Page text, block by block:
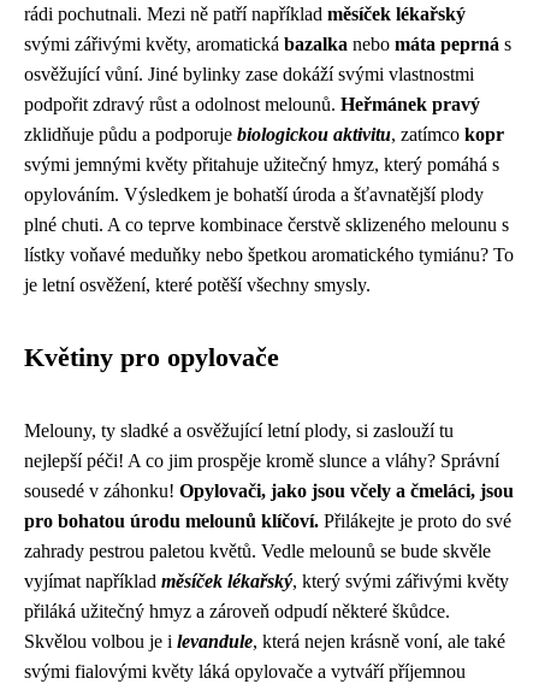
rádi pochutnali. Mezi ně patří například měsíček lékařský
svými zářivými květy, aromatická bazalka nebo máta peprná s
osvěžující vůní. Jiné bylinky zase dokáží svými vlastnostmi
podpořit zdravý růst a odolnost melounů. Heřmánek pravý
zklidňuje půdu a podporuje biologickou aktivitu, zatímco kopr
svými jemnými květy přitahuje užitečný hmyz, který pomáhá s
opylováním. Výsledkem je bohatší úroda a šťavnatější plody
plné chuti. A co teprve kombinace čerstvě sklizeného melounu s
lístky voňavé meduňky nebo špetkou aromatického tymiánu? To
je letní osvěžení, které potěší všechny smysly.
Květiny pro opylovače
Melouny, ty sladké a osvěžující letní plody, si zaslouží tu
nejlepší péči! A co jim prospěje kromě slunce a vláhy? Správní
sousedé v záhonku! Opylovači, jako jsou včely a čmeláci, jsou
pro bohatou úrodu melounů klíčoví. Přilákejte je proto do své
zahrady pestrou paletou květů. Vedle melounů se bude skvěle
vyjímat například měsíček lékařský, který svými zářivými květy
přiláká užitečný hmyz a zároveň odpudí některé škůdce.
Skvělou volbou je i levandule, která nejen krásně voní, ale také
svými fialovými květy láká opylovače a vytváří příjemnou